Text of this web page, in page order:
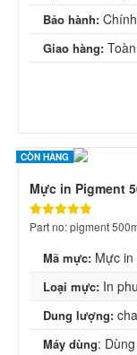
Bảo hành:
Giao hàng:
CÒN HÀNG
Mực in Pigment
Part no: pigment
Mã mực: Mực in
Loại mực: In
Dung lượng:
Máy dùng: